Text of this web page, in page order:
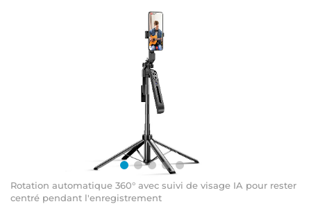
Rotation automatique 360° avec suivi de visage IA pour rester
centré pendant l'enregistrement